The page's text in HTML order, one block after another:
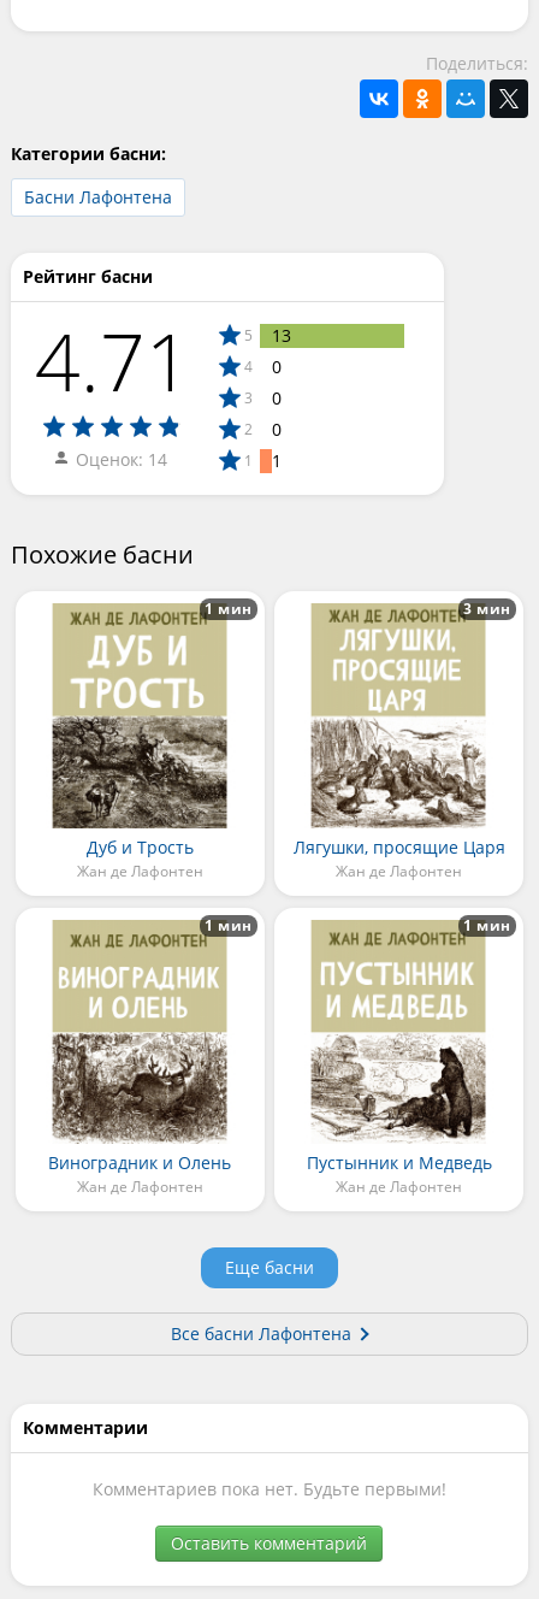
Поделиться:
Категории басни:
Басни Лафонтена
Рейтинг басни
4.71
Оценок: 14
5 13
4 0
3 0
2 0
1 1
Похожие басни
Дуб и Трость
Жан де Лафонтен
1 мин
Лягушки, просящие Царя
Жан де Лафонтен
3 мин
Виноградник и Олень
Жан де Лафонтен
1 мин
Пустынник и Медведь
Жан де Лафонтен
1 мин
Еще басни
Все басни Лафонтена
Комментарии
Комментариев пока нет. Будьте первыми!
Оставить комментарий